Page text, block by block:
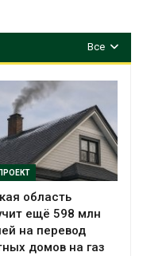
Все
область
ещё 598 млн
на перевод
домов на газ